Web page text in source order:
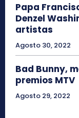
Papa
Denzel
artistas
Agosto 30, 2022
Bad Bunny,
premios MTV
Agosto 29, 2022